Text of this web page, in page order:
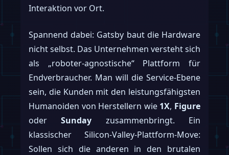
Interaktion vor Ort.
Spannend dabei: Gatsby baut die Hardware
nicht selbst. Das Unternehmen versteht sich
als „roboter-agnostische“ Plattform für
Endverbraucher. Man will die Service-Ebene
sein, die Kunden mit den leistungsfähigsten
Humanoiden von Herstellern wie 1X, Figure
oderSunday zusammenbringt. Ein
klassischer Silicon-Valley-Plattform-Move:
Sollen sich die anderen in den brutalen